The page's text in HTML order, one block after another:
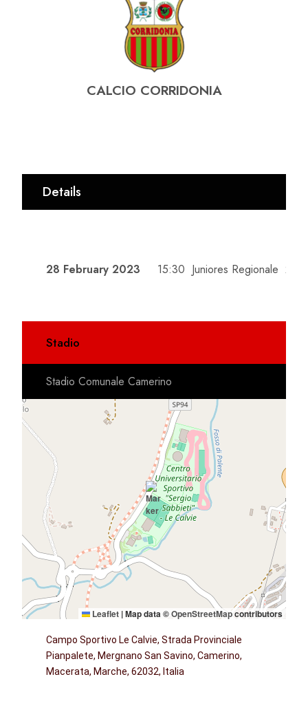
CALCIO CORRIDONIA
Details
28 February 2023 15:30 Juniores Regionale
Stadio
Stadio Comunale Camerino
Leaflet |Map data ©OpenStreetMapcontributors
Campo Sportivo Le Calvie, Strada Provinciale
Pianpalete, Mergnano San Savino, Camerino,
Macerata, Marche, 62032, Italia